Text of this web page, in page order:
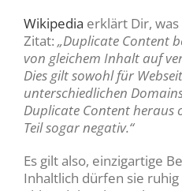
Wikipedia erklärt Dir,
Zitat: „Duplicate Content
von gleichem Inhalt auf
Dies gilt sowohl für
unterschiedlichen
Duplicate Content heraus
Teil sogar negativ.“
Es gilt also, einzigartige
Inhaltlich dürfen sie ruhig